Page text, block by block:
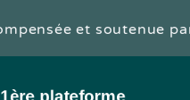
et soutenue